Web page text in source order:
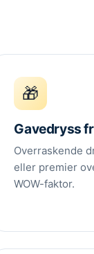
🎁
Gavedryss
Overraskende
eller premier
WOW-faktor.